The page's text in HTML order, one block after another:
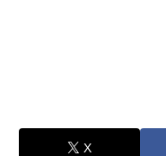
X